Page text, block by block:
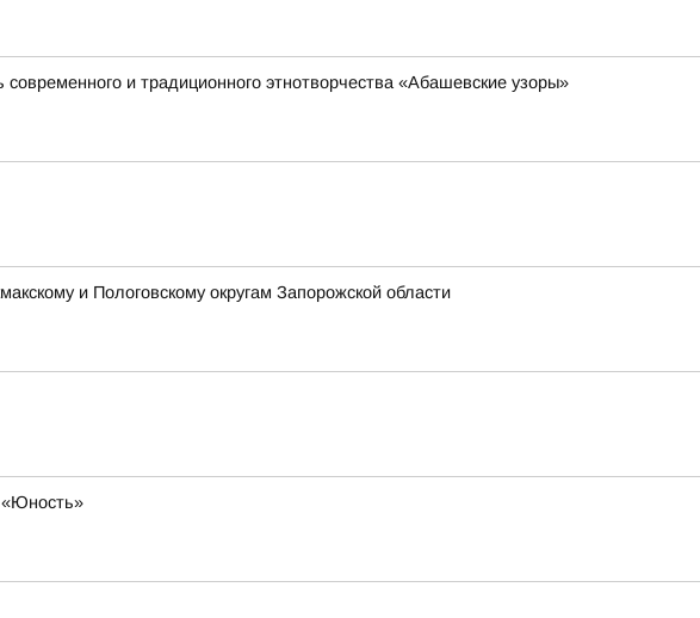
и традиционного этнотворчества «Абашевские узоры»
и Пологовскому округам Запорожской области
«Юность»